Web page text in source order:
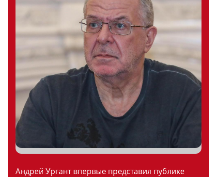
Андрей Ургант впервые представил публике